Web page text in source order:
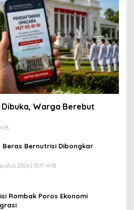
Warga Berebut
Beras Bernutrisi Dibongkar
2026 | 10:11 WIB
Rombak Poros Ekonomi